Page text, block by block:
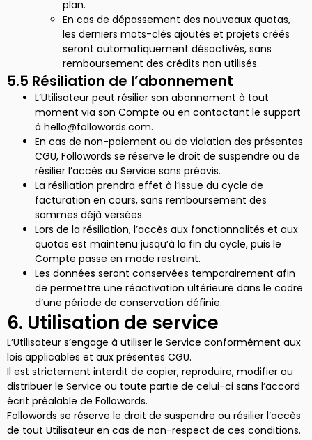
plan.
En cas de dépassement des nouveaux quotas,
les derniers mots-clés ajoutés et projets créés
seront automatiquement désactivés, sans
remboursement des crédits non utilisés.
5.5 Résiliation de l’abonnement
L’Utilisateur peut résilier son abonnement à tout
moment via son Compte ou en contactant le support
à hello@followords.com.
En cas de non-paiement ou de violation des présentes
CGU, Followords se réserve le droit de suspendre ou de
résilier l’accès au Service sans préavis.
La résiliation prendra effet à l’issue du cycle de
facturation en cours, sans remboursement des
sommes déjà versées.
Lors de la résiliation, l’accès aux fonctionnalités et aux
quotas est maintenu jusqu’à la fin du cycle, puis le
Compte passe en mode restreint.
Les données seront conservées temporairement afin
de permettre une réactivation ultérieure dans le cadre
d’une période de conservation définie.
6. Utilisation de service
L’Utilisateur s’engage à utiliser le Service conformément aux
lois applicables et aux présentes CGU.
Il est strictement interdit de copier, reproduire, modifier ou
distribuer le Service ou toute partie de celui-ci sans l’accord
écrit préalable de Followords.
Followords se réserve le droit de suspendre ou résilier l’accès
de tout Utilisateur en cas de non-respect de ces conditions.